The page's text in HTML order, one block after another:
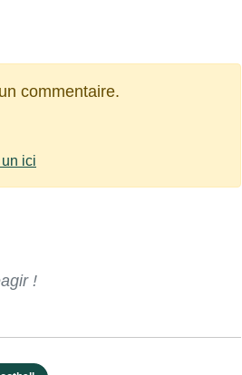
commentaire.
ici
!